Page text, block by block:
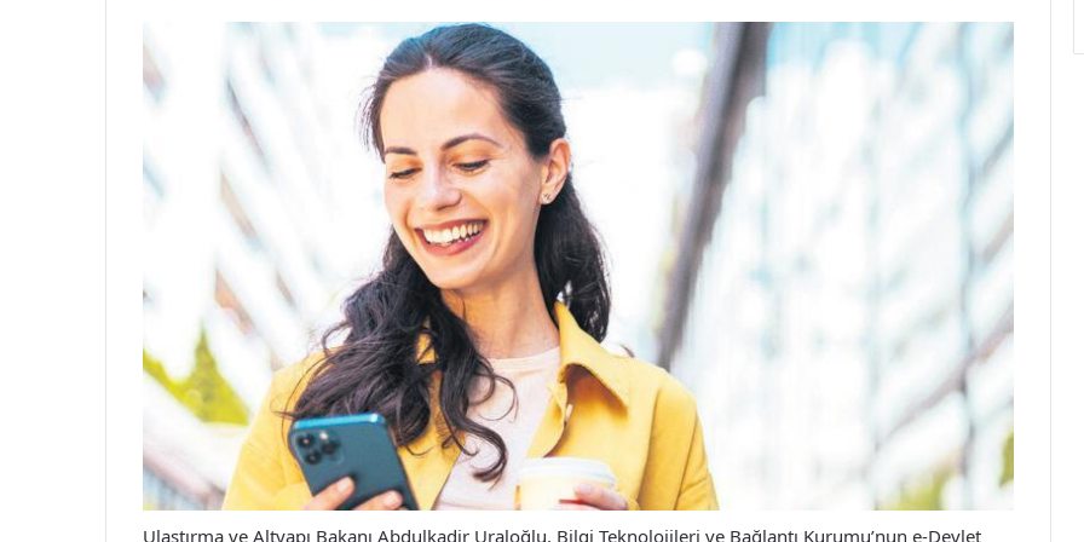
Ulaştırma ve Altyapı Bakanı Abdulkadir Uraloğlu, Bilgi Teknolojileri ve Bağlantı Kurumu’nun e-Devlet